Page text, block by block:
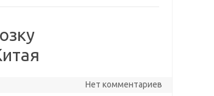
Нет комментариев